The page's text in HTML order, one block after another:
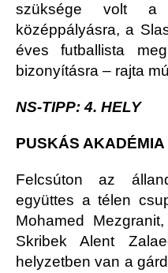
szüksége volt a
középpályásra, a
éves futballista
bizonyításra – rajta
NS-TIPP: 4. HELY
PUSKÁS AKADÉMIA
Felcsúton az
együttes a télen
Mohamed
Skribek Alent
helyzetben van a